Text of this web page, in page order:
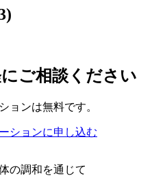
ご相談ください
ョンは無料です。
ションに申し込む
の調和を通じて